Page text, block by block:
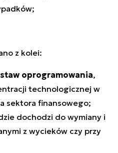
z kolei:
oprogramowania,
technologicznej w
sektora finansowego;
dochodzi do wymiany i
z wycieków czy przy